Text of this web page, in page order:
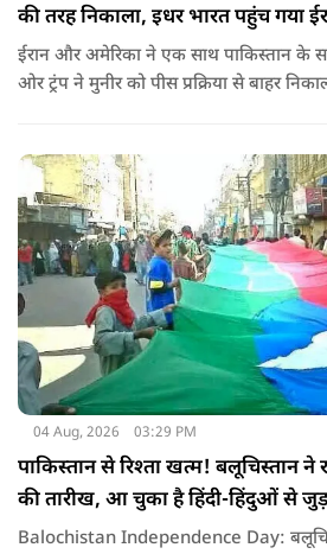
की तरह निकाला, इधर भारत पहुंच गया
ईरान और अमेरिका ने एक साथ पाकिस्तान के
ओर ट्रंप ने मुनीर को पीस प्रक्रिया से बाहर
04 Aug, 2026 03:29 PM
पाकिस्तान से रिश्ता खत्म! बलूचिस्तान ने
की तारीख, आ चुका है हिंदी-हिंदुओं से
Balochistan Independence Day: